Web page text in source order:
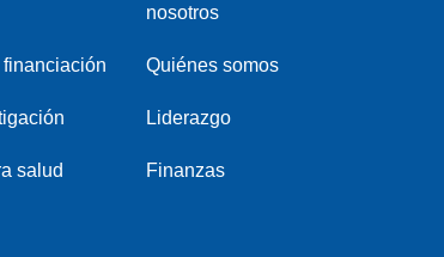
salud
nosotros
Quiénes somos
Liderazgo
Finanzas